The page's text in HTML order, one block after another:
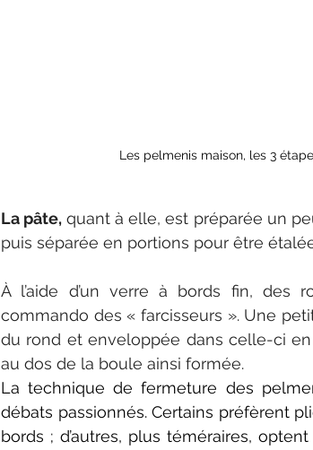
Les pelmenis maison, les 3
La pâte, quant à elle, est préparée un
puis séparée en portions pour être
À l’aide d’un verre à bords fin, des
commando des « farcisseurs ». Une
du rond et enveloppée dans celle-ci
au dos de la boule ainsi formée.
La technique de fermeture des
débats passionnés. Certains préfèrent
bords ; d’autres, plus téméraires,